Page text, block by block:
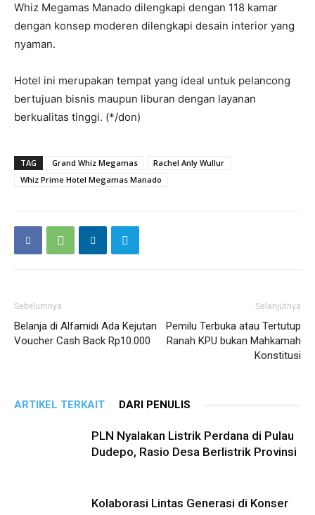
Whiz Megamas Manado dilengkapi dengan 118 kamar
dengan konsep moderen dilengkapi desain interior yang
nyaman.
Hotel ini merupakan tempat yang ideal untuk pelancong
bertujuan bisnis maupun liburan dengan layanan
berkualitas tinggi. (*/don)
TAG Grand Whiz Megamas
Rachel Anly Wullur
Whiz Prime Hotel Megamas Manado
Sebelumnya
Belanja di Alfamidi Ada Kejutan
Voucher Cash Back Rp10.000
Selanjutnya
Pemilu Terbuka atau Tertutup
Ranah KPU bukan Mahkamah
Konstitusi
ARTIKEL TERKAIT DARI PENULIS
PLN Nyalakan Listrik Perdana di Pulau
Dudepo, Rasio Desa Berlistrik Provinsi
Kolaborasi Lintas Generasi di Konser